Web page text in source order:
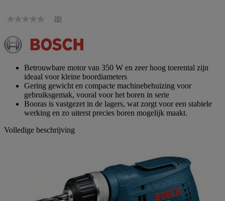
Geen
Dezelfde
paginalink.
(0)
Betrouwbare motor van 350 W en zeer hoog toerental zijn
ideaal voor kleine boordiameters
Gering gewicht en compacte machinebehuizing voor
gebruiksgemak, vooral voor het boren in serie
Booras is vastgezet in de lagers, wat zorgt voor een stabiele
werking en zo uiterst precies boren mogelijk maakt.
Volledige beschrijving